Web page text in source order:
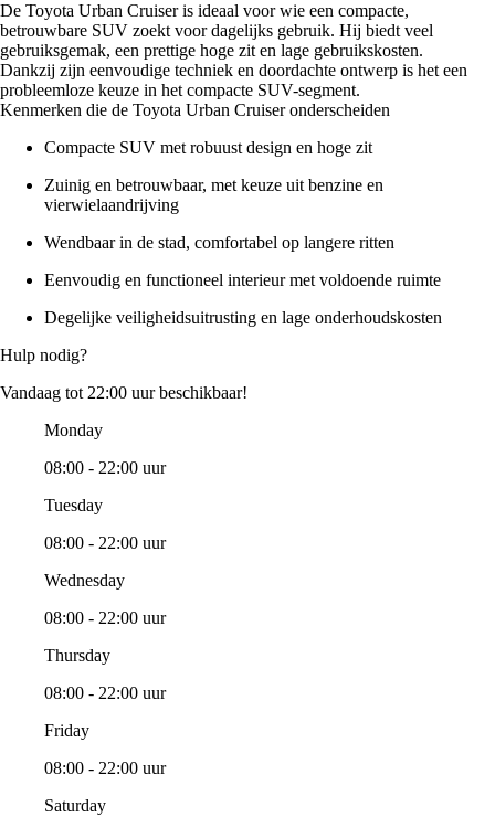
De Toyota Urban Cruiser is ideaal voor wie een compacte,
betrouwbare SUV zoekt voor dagelijks gebruik. Hij biedt veel
gebruiksgemak, een prettige hoge zit en lage gebruikskosten.
Dankzij zijn eenvoudige techniek en doordachte ontwerp is het een
probleemloze keuze in het compacte SUV-segment.
Kenmerken die de Toyota Urban Cruiser onderscheiden
Compacte SUV met robuust design en hoge zit
Zuinig en betrouwbaar, met keuze uit benzine en
vierwielaandrijving
Wendbaar in de stad, comfortabel op langere ritten
Eenvoudig en functioneel interieur met voldoende ruimte
Degelijke veiligheidsuitrusting en lage onderhoudskosten
Hulp nodig?
Vandaag tot 22:00 uur beschikbaar!
Monday
08:00 - 22:00 uur
Tuesday
08:00 - 22:00 uur
Wednesday
08:00 - 22:00 uur
Thursday
08:00 - 22:00 uur
Friday
08:00 - 22:00 uur
Saturday